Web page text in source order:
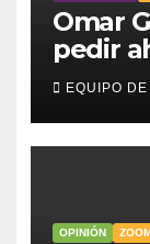
Omar
pedir
viven
EQUIPO
OPINIÓN